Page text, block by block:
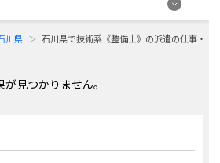
川県 石川県で技術系《整備士》の派遣の仕事・求
が見つかりません。